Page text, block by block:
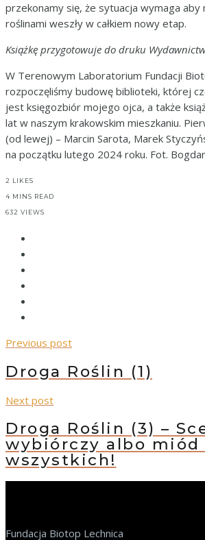
przekonamy się, że sytuacja wymaga aby
roślinami weszły w całkiem nowy etap.
Książkę przygotowuje do druku
W Terenowym Laboratorium Fundacji
rozpoczęliśmy budowę biblioteki, której
jest księgozbiór mojego ojca, a także
lat w naszym krakowskim mieszkaniu.
(od lewej) – Marcin Sarota, Marek
na początku lutego 2024 roku. Fot.
2 LIKES
4 MINS READ
632 VIEWS
Previous post
Droga Roślin (1)
Next post
Droga Roślin (3) –
wybiórczy albo miód
wszystkich!
Fundacja Biotop Lechnica